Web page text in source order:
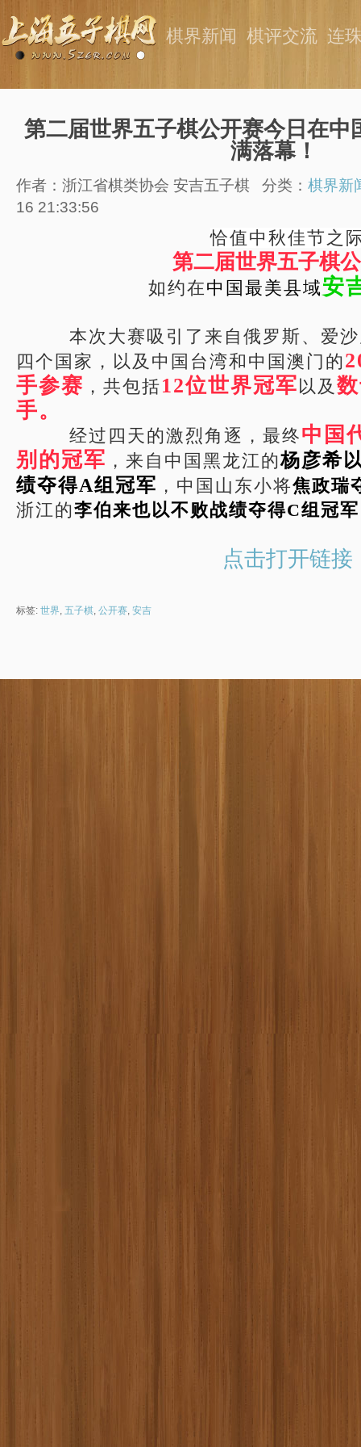
棋界新闻 棋评交流 连
第二届世界五子棋公开赛今日在中
满落幕！
作者：浙江省棋类协会 安吉五子棋 分类： 棋界新
16 21:33:56
恰值中秋佳节之
第二届世界五子棋
如约在中国最美县域安
本次大赛吸引了来自俄罗斯、爱
四个国家，以及中国台湾和中国澳门的
手参赛 ，共包括12位世界冠军以及
手。
经过四天的激烈角逐，最终中国
别的冠军 ，来自中国黑龙江的杨彦希
绩夺得A组冠军 ，中国山东小将焦政瑞
浙江的李伯来也以不败战绩夺得C组冠军
点击打开链接
标签: 世界, 五子棋, 公开赛, 安吉